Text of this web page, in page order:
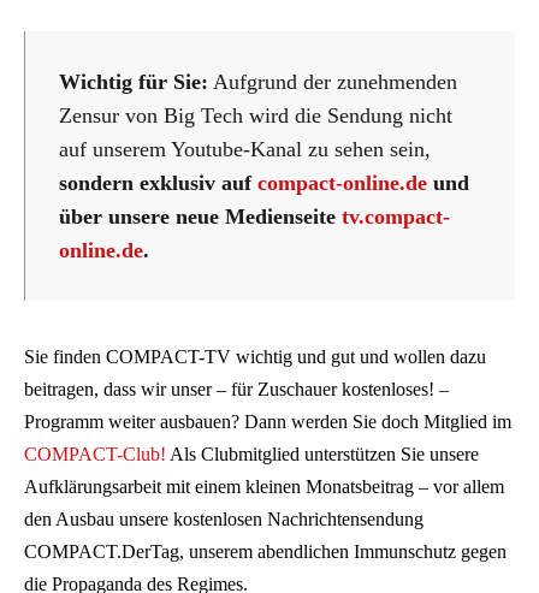
Wichtig für Sie: Aufgrund der zunehmenden
Zensur von Big Tech wird die Sendung nicht
auf unserem Youtube-Kanal zu sehen sein,
sondern exklusiv auf compact-online.de und
über unsere neue Medienseite tv.compact-
online.de.
Sie finden COMPACT-TV wichtig und gut und wollen dazu
beitragen, dass wir unser – für Zuschauer kostenloses! –
Programm weiter ausbauen? Dann werden Sie doch Mitglied im
COMPACT-Club! Als Clubmitglied unterstützen Sie unsere
Aufklärungsarbeit mit einem kleinen Monatsbeitrag – vor allem
den Ausbau unsere kostenlosen Nachrichtensendung
COMPACT.DerTag, unserem abendlichen Immunschutz gegen
die Propaganda des Regimes.